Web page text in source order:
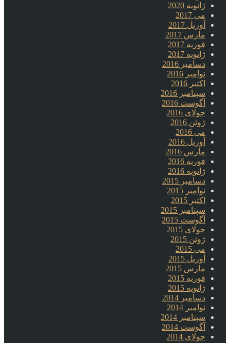
ژانویه 2020
می 2017
آوریل 2017
مارس 2017
فوریه 2017
ژانویه 2017
دسامبر 2016
نوامبر 2016
اکتبر 2016
سپتامبر 2016
آگوست 2016
جولای 2016
ژوئن 2016
می 2016
آوریل 2016
مارس 2016
فوریه 2016
ژانویه 2016
دسامبر 2015
نوامبر 2015
اکتبر 2015
سپتامبر 2015
آگوست 2015
جولای 2015
ژوئن 2015
می 2015
آوریل 2015
مارس 2015
فوریه 2015
ژانویه 2015
دسامبر 2014
نوامبر 2014
سپتامبر 2014
آگوست 2014
جولای 2014